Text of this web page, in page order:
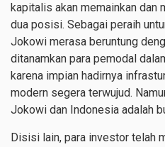
kapitalis akan memainkan dan
dua posisi. Sebagai peraih
Jokowi merasa beruntung
ditanamkan para pemodal
karena impian hadirnya
modern segera terwujud.
Jokowi dan Indonesia adalah
Disisi lain, para investor telah